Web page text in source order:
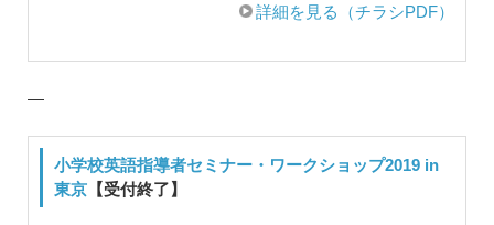
詳細を見る（チラシPDF）
—
小学校英語指導者セミナー・ワークショップ2019 in
東京 【受付終了】